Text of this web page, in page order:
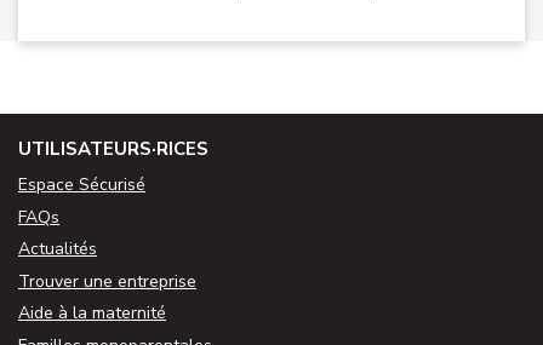
UTILISATEURS·RICES
Espace Sécurisé
FAQs
Actualités
Trouver une entreprise
Aide à la maternité